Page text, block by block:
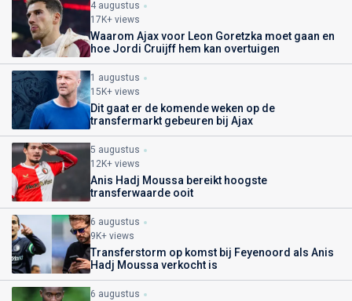
4 augustus
17K+ views
Waarom Ajax voor Leon Goretzka moet gaan en
hoe Jordi Cruijff hem kan overtuigen
1 augustus
15K+ views
Dit gaat er de komende weken op de
transfermarkt gebeuren bij Ajax
5 augustus
12K+ views
Anis Hadj Moussa bereikt hoogste
transferwaarde ooit
6 augustus
9K+ views
Transferstorm op komst bij Feyenoord als Anis
Hadj Moussa verkocht is
6 augustus